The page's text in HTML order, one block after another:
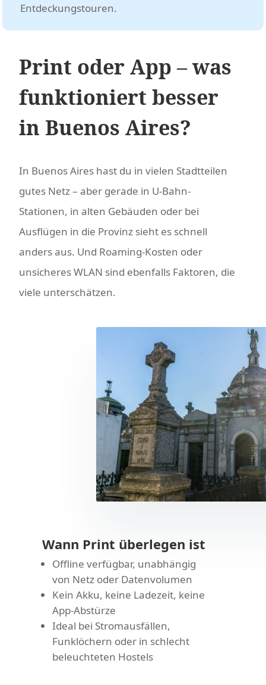
Entdeckungstouren.
Print oder App – was
funktioniert besser
in Buenos Aires?
In Buenos Aires hast du in vielen Stadtteilen
gutes Netz – aber gerade in U-Bahn-
Stationen, in alten Gebäuden oder bei
Ausflügen in die Provinz sieht es schnell
anders aus. Und Roaming-Kosten oder
unsicheres WLAN sind ebenfalls Faktoren, die
viele unterschätzen.
Wann Print überlegen ist
Offline verfügbar, unabhängig
von Netz oder Datenvolumen
Kein Akku, keine Ladezeit, keine
App-Abstürze
Ideal bei Stromausfällen,
Funklöchern oder in schlecht
beleuchteten Hostels